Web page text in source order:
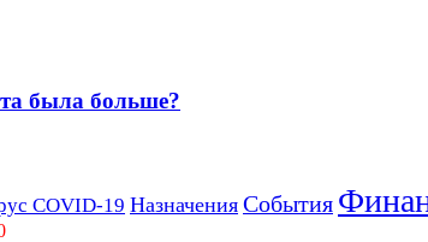
была больше?
COVID-19 Назначения События